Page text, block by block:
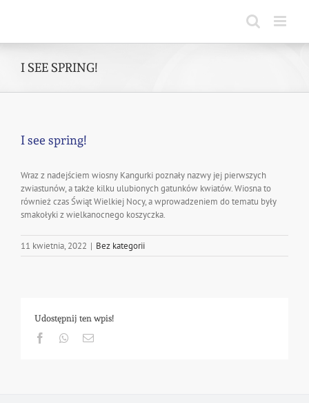
I SEE SPRING!
I see spring!
Wraz z nadejściem wiosny Kangurki poznały nazwy jej pierwszych
zwiastunów, a także kilku ulubionych gatunków kwiatów. Wiosna to
również czas Świąt Wielkiej Nocy, a wprowadzeniem do tematu były
smakołyki z wielkanocnego koszyczka.
11 kwietnia, 2022 | Bez kategorii
Udostępnij ten wpis!
FacebookWhatsapp
Email